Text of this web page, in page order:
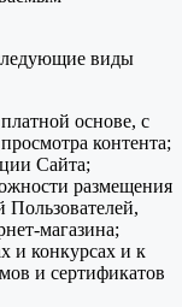
виды
основе, с
контента;
Сайта;
размещения
магазина;
и конкурсах и к
и сертификатов